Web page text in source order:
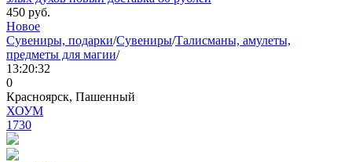
450 руб.
Новое
Сувениры, подарки/Сувениры/Талисманы, амулеты,
предметы для магии/
13:20:32
0
Красноярск, Пашенный
ХОУМ
1730